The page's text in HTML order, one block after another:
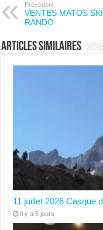
Précédent
VENTES MATOS
RANDO
Articles similaires
11 juillet 2026 Casque
Il y a 5 jours